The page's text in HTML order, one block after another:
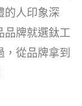
的人印象深
品牌就選鈦工
從品牌拿到